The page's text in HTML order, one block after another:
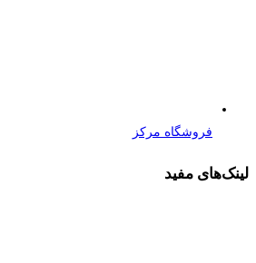
فروشگاه مرکز
لینک‌های مفید